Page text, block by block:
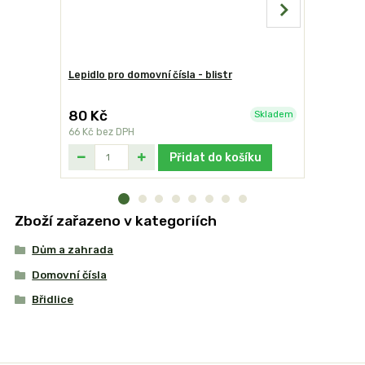
Lepidlo pro domovní čísla - blistr
80 Kč
66 Kč bez DPH
Skladem
Přidat do košíku
Zboží zařazeno v kategoriích
Dům a zahrada
Domovní čísla
Břidlice